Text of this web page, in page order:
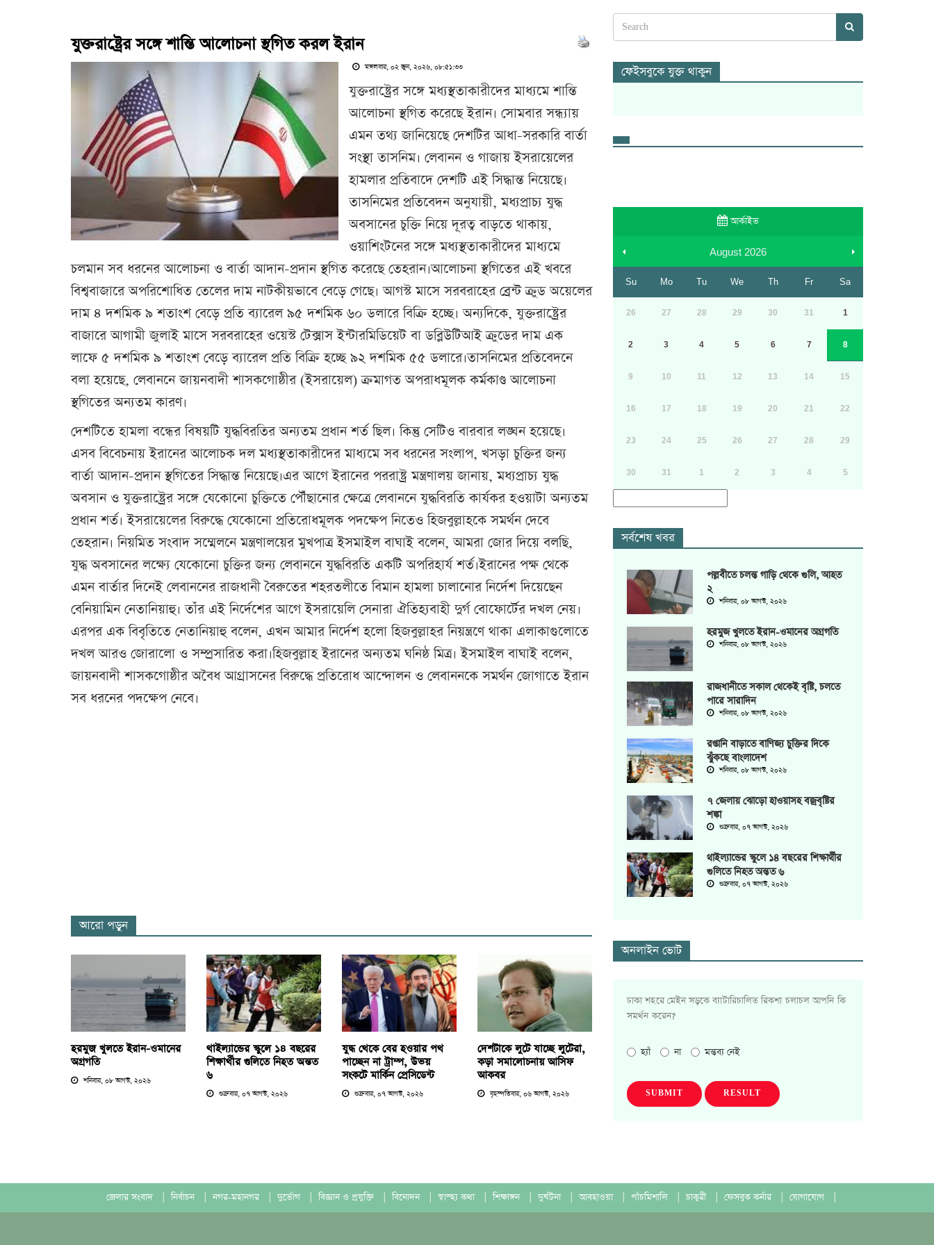
যুক্তরাষ্ট্রের সঙ্গে শান্তি আলোচনা স্থগিত করল ইরান
মঙ্গলবার, ০২ জুন, ২০২৬, ০৮:৫১:৩৩
যুক্তরাষ্ট্রের সঙ্গে মধ্যস্থতাকারীদের মাধ্যমে শান্তি
আলোচনা স্থগিত করেছে ইরান। সোমবার সন্ধ্যায়
এমন তথ্য জানিয়েছে দেশটির আধা-সরকারি বার্তা
সংস্থা তাসনিম। লেবানন ও গাজায় ইসরায়েলের
হামলার প্রতিবাদে দেশটি এই সিদ্ধান্ত নিয়েছে।
তাসনিমের প্রতিবেদন অনুযায়ী, মধ্যপ্রাচ্য যুদ্ধ
অবসানের চুক্তি নিয়ে দূরত্ব বাড়তে থাকায়,
ওয়াশিংটনের সঙ্গে মধ্যস্থতাকারীদের মাধ্যমে
চলমান সব ধরনের আলোচনা ও বার্তা আদান-প্রদান স্থগিত করেছে তেহরান।আলোচনা স্থগিতের এই খবরে
বিশ্ববাজারে অপরিশোধিত তেলের দাম নাটকীয়ভাবে বেড়ে গেছে। আগস্ট মাসে সরবরাহের ব্রেন্ট ক্রুড অয়েলের
দাম ৪ দশমিক ৯ শতাংশ বেড়ে প্রতি ব্যারেল ৯৫ দশমিক ৬০ ডলারে বিক্রি হচ্ছে। অন্যদিকে, যুক্তরাষ্ট্রের
বাজারে আগামী জুলাই মাসে সরবরাহের ওয়েস্ট টেক্সাস ইন্টারমিডিয়েট বা ডব্লিউটিআই ক্রুডের দাম এক
লাফে ৫ দশমিক ৯ শতাংশ বেড়ে ব্যারেল প্রতি বিক্রি হচ্ছে ৯২ দশমিক ৫৫ ডলারে।তাসনিমের প্রতিবেদনে
বলা হয়েছে, লেবাননে জায়নবাদী শাসকগোষ্ঠীর (ইসরায়েল) ক্রমাগত অপরাধমূলক কর্মকাণ্ড আলোচনা
স্থগিতের অন্যতম কারণ।
দেশটিতে হামলা বন্ধের বিষয়টি যুদ্ধবিরতির অন্যতম প্রধান শর্ত ছিল। কিন্তু সেটিও বারবার লঙ্ঘন হয়েছে।
এসব বিবেচনায় ইরানের আলোচক দল মধ্যস্থতাকারীদের মাধ্যমে সব ধরনের সংলাপ, খসড়া চুক্তির জন্য
বার্তা আদান-প্রদান স্থগিতের সিদ্ধান্ত নিয়েছে।এর আগে ইরানের পররাষ্ট্র মন্ত্রণালয় জানায়, মধ্যপ্রাচ্য যুদ্ধ
অবসান ও যুক্তরাষ্ট্রের সঙ্গে যেকোনো চুক্তিতে পৌঁছানোর ক্ষেত্রে লেবাননে যুদ্ধবিরতি কার্যকর হওয়াটা অন্যতম
প্রধান শর্ত। ইসরায়েলের বিরুদ্ধে যেকোনো প্রতিরোধমূলক পদক্ষেপ নিতেও হিজবুল্লাহকে সমর্থন দেবে
তেহরান। নিয়মিত সংবাদ সম্মেলনে মন্ত্রণালয়ের মুখপাত্র ইসমাইল বাঘাই বলেন, আমরা জোর দিয়ে বলছি,
যুদ্ধ অবসানের লক্ষ্যে যেকোনো চুক্তির জন্য লেবাননে যুদ্ধবিরতি একটি অপরিহার্য শর্ত।ইরানের পক্ষ থেকে
এমন বার্তার দিনেই লেবাননের রাজধানী বৈরুতের শহরতলীতে বিমান হামলা চালানোর নির্দেশ দিয়েছেন
বেনিয়ামিন নেতানিয়াহু। তাঁর এই নির্দেশের আগে ইসরায়েলি সেনারা ঐতিহ্যবাহী দুর্গ বোফোর্টের দখল নেয়।
এরপর এক বিবৃতিতে নেতানিয়াহু বলেন, এখন আমার নির্দেশ হলো হিজবুল্লাহর নিয়ন্ত্রণে থাকা এলাকাগুলোতে
দখল আরও জোরালো ও সম্প্রসারিত করা।হিজবুল্লাহ ইরানের অন্যতম ঘনিষ্ঠ মিত্র। ইসমাইল বাঘাই বলেন,
জায়নবাদী শাসকগোষ্ঠীর অবৈধ আগ্রাসনের বিরুদ্ধে প্রতিরোধ আন্দোলন ও লেবাননকে সমর্থন জোগাতে ইরান
সব ধরনের পদক্ষেপ নেবে।
আরো পড়ুন
হরমুজ খুলতে ইরান-ওমানের
অগ্রগতি
শনিবার, ০৮ আগস্ট, ২০২৬
থাইল্যান্ডের স্কুলে ১৪ বছরের
শিক্ষার্থীর গুলিতে নিহত অন্তত
৬
শুক্রবার, ০৭ আগস্ট, ২০২৬
যুদ্ধ থেকে বের হওয়ার পথ
পাচ্ছেন না ট্রাম্প, উভয়
সংকটে মার্কিন প্রেসিডেন্ট
শুক্রবার, ০৭ আগস্ট, ২০২৬
দেশটাকে লুটে যাচ্ছে লুটেরা,
কড়া সমালোচনায় আসিফ
আকবর
বৃহস্পতিবার, ০৬ আগস্ট, ২০২৬
ফেইসবুকে যুক্ত থাকুন
আর্কাইভ
August 2026
Su Mo Tu We Th Fr Sa
26 27 28 29 30 31 1
2 3 4 5 6 7 8
9 10 11 12 13 14 15
16 17 18 19 20 21 22
23 24 25 26 27 28 29
30 31 1 2 3 4 5
সর্বশেষ খবর
পল্লবীতে চলন্ত গাড়ি থেকে গুলি, আহত
২
শনিবার, ০৮ আগস্ট, ২০২৬
হরমুজ খুলতে ইরান-ওমানের অগ্রগতি
শনিবার, ০৮ আগস্ট, ২০২৬
রাজধানীতে সকাল থেকেই বৃষ্টি, চলতে
পারে সারাদিন
শনিবার, ০৮ আগস্ট, ২০২৬
রপ্তানি বাড়াতে বাণিজ্য চুক্তির দিকে
ঝুঁকছে বাংলাদেশ
শনিবার, ০৮ আগস্ট, ২০২৬
৭ জেলায় ঝোড়ো হাওয়াসহ বজ্রবৃষ্টির
শঙ্কা
শুক্রবার, ০৭ আগস্ট, ২০২৬
থাইল্যান্ডের স্কুলে ১৪ বছরের শিক্ষার্থীর
গুলিতে নিহত অন্তত ৬
শুক্রবার, ০৭ আগস্ট, ২০২৬
অনলাইন ভোট
ঢাকা শহরে মেইন সড়কে ব্যাটারিচালিত রিকশা চলাচল আপনি কি
সমর্থন করেন?
হ্যাঁ না মন্তব্য নেই
SUBMIT RESULT
জেলার সংবাদ নির্বাচন নগর-মহানগর দুর্ভোগ বিজ্ঞান ও প্রযুক্তি বিনোদন স্বাস্হ্য কথা শিক্ষাঙ্গন দুর্ঘটনা আবহাওয়া পাঁচমিশালি চাকুরী ফেসবুক কর্নার যোগাযোগ